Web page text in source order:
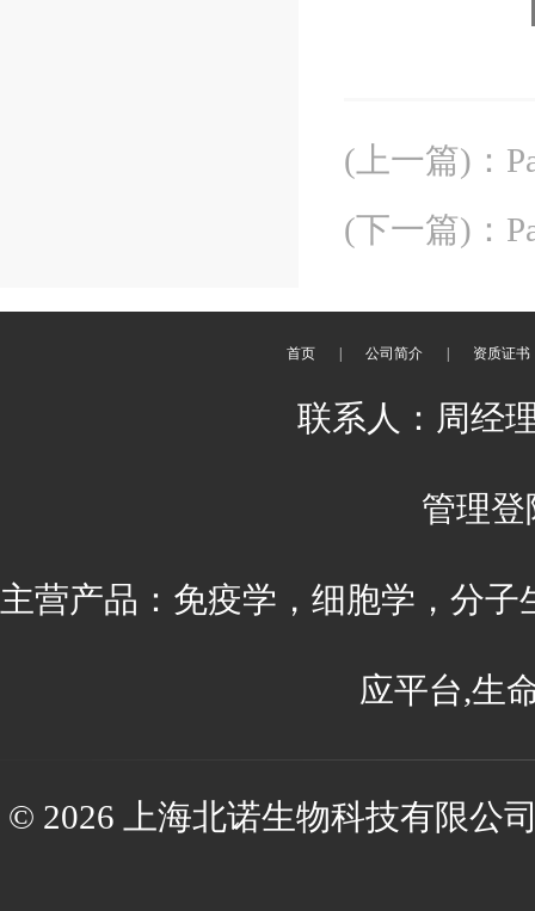
(上一篇) ：
(下一篇) ：
首页 公司简介 资质证书
联系人：周经
管理登
主营产品：免疫学，细胞学，分
应平台,生
© 2026 上海北诺生物科技有限公